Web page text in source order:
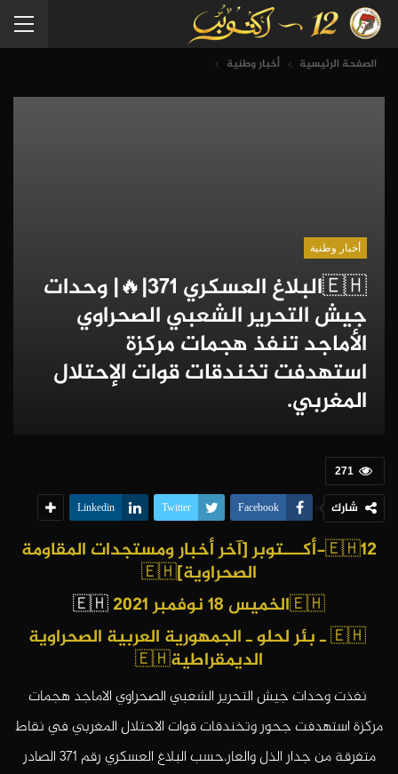
الصفحة الرئيسية أخبار وطنية
أخبار وطنية
🇪🇭البلاغ العسكري 371|🔥| وحدات
جيش التحرير الشعبي الصحراوي
الأماجد تنفذ هجمات مركزة
استهدفت تخندقات قوات الإحتلال
المغربي.
271
شارك Facebook
Twitter
Linkedin
🇪🇭12-أكـــتوبر [آخر أخبار ومستجدات المقاومة
الصحراوية]🇪🇭
🇪🇭الخميس 18
نوفمبر 2021
🇪🇭
🇪🇭
ـ بئر لحلو ـ الجمهورية العربية الصحراوية
الديمقراطية🇪🇭
نفذت وحدات جيش التحرير الشعبي الصحراوي الاماجد هجمات
مركزة استهدفت جحور وتخندقات قوات الاحتلال المغربي في نقاط
متفرقة من جدار الذل والعار،حسب البلاغ العسكري رقم 371الصادر